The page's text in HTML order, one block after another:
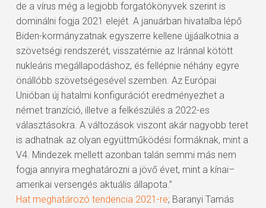
de a vírus még a legjobb forgatókönyvek szerint is
dominálni fogja 2021 elejét. A januárban hivatalba lépő
Biden-kormányzatnak egyszerre kellene újjáalkotnia a
szövetségi rendszerét, visszatérnie az Iránnal kötött
nukleáris megállapodáshoz, és fellépnie néhány egyre
önállóbb szövetségesével szemben. Az Európai
Unióban új hatalmi konfigurációt eredményezhet a
német tranzíció, illetve a felkészülés a 2022-es
választásokra. A változások viszont akár nagyobb teret
is adhatnak az olyan együttműködési formáknak, mint a
V4. Mindezek mellett azonban talán semmi más nem
fogja annyira meghatározni a jövő évet, mint a kínai–
amerikai versengés aktuális állapota.”
Hat meghatározó tendencia 2021-re; Baranyi Tamás